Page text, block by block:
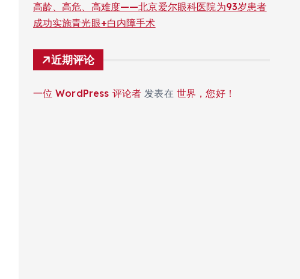
高龄、高危、高难度——北京爱尔眼科医院为93岁患者
成功实施青光眼+白内障手术
近期评论
一位 WordPress 评论者 发表在 世界，您好！